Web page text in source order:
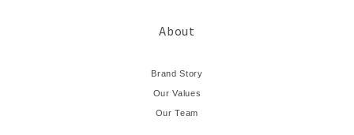
About
Brand Story
Our Values
Our Team